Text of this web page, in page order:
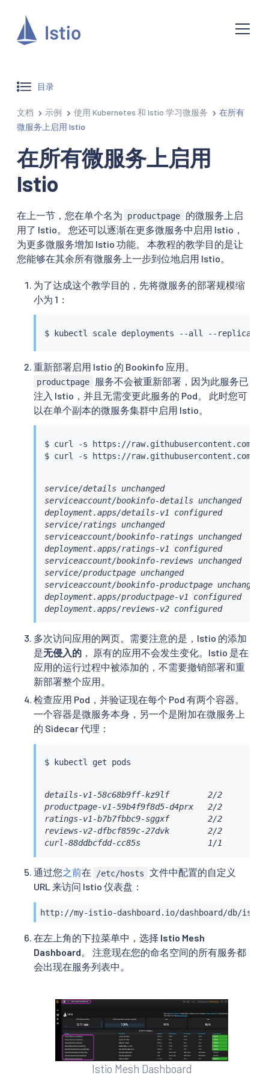
目录
文档 示例 使用 Kubernetes 和 Istio 学习微服务
在所有
微服务上启用 Istio
在所有微服务上启用
Istio
在上一节，您在单个名为 productpage
的微服务上启
用了 Istio。 您还可以逐渐在更多微服务中启用 Istio，
为更多微服务增加 Istio 功能。 本教程的教学目的是让
您能够在其余所有微服务上一步到位地启用 Istio。
为了达成这个教学目的，先将微服务的部署规模缩
小为 1：
$ kubectl
重新部署启用 Istio 的 Bookinfo 应用。
productpage
服务不会被重新部署，因为此服务已
注入 Istio，并且无需变更此服务的 Pod。 此时您可
以在单个副本的微服务集群中启用 Istio。
$ curl
-s https://raw.githubusercontent.com/
$ curl -s https://raw.githubusercontent.com/
service/details unchanged
serviceaccount/bookinfo-details unchanged
deployment.apps/details-v1 configured
service/ratings unchanged
serviceaccount/bookinfo-ratings unchanged
deployment.apps/ratings-v1 configured
serviceaccount/bookinfo-reviews unchanged
service/productpage unchanged
serviceaccount/bookinfo-productpage unchanged
deployment.apps/productpage-v1 configured
deployment.apps/reviews-v2 configured
多次访问应用的网页。需要注意的是，Istio 的添加
是无侵入的 ， 原有的应用不会发生变化。Istio 是在
应用的运行过程中被添加的，不需要撤销部署和重
新部署整个应用。
检查应用 Pod，并验证现在每个 Pod 有两个容器。
一个容器是微服务本身，另一个是附加在微服务上
的 Sidecar 代理：
$ kubectl
details-v1-58c68b9ff-kz9lf        2/2
productpage-v1-59b4f9f8d5-d4prx   2/2
ratings-v1-b7b7fbbc9-sggxf        2/2
reviews-v2-dfbcf859c-27dvk        2/2
curl-88ddbcfdd-cc85s              1/1
通过您之前在 /etc/hosts
文件中配置的自定义
URL 来访问 Istio 仪表盘：
http://my-istio-dashboard.io/dashboard/db/istio-
在左上角的下拉菜单中，选择 Istio Mesh
Dashboard。 注意现在您的命名空间的所有服务都
会出现在服务列表中。
Istio Mesh Dashboard